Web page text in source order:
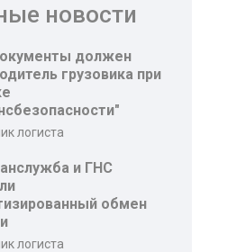
новости
должен
грузовика при
логиста
и ГНС
обмен
логиста